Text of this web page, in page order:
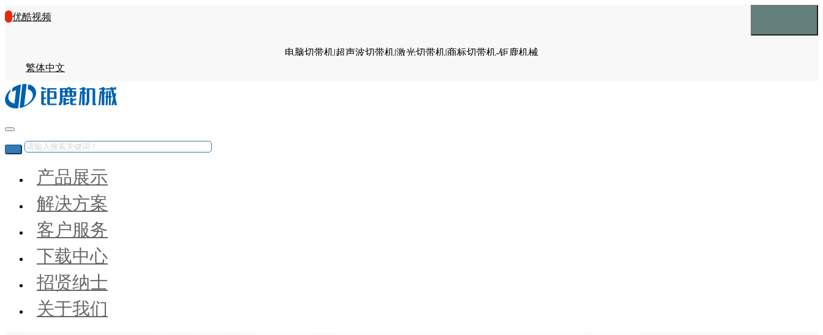
优酷视频
电脑切带机|超声波切带机|激光切带机|商标切带机-钜鹿机械
繁体中文
产品展示
解决方案
客户服务
下载中心
招贤纳士
关于我们